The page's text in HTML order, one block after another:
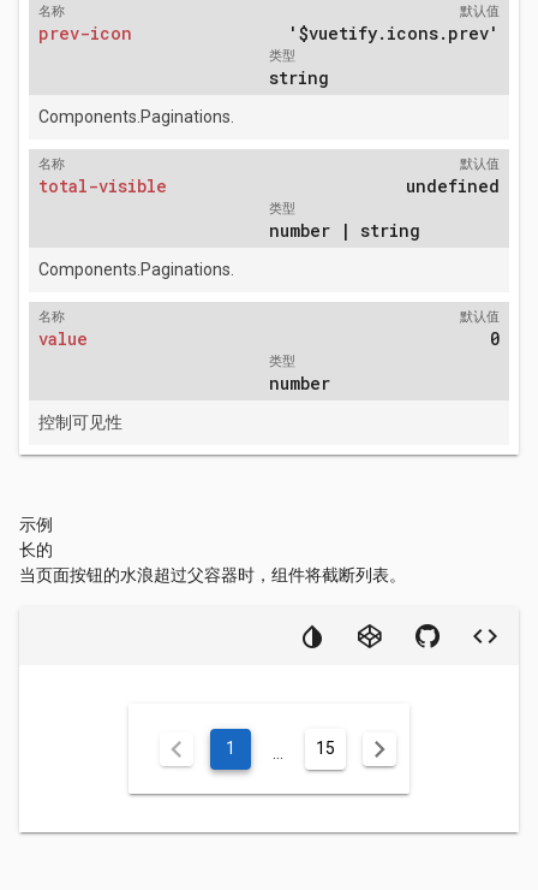
名称
prev-icon
默认值
'$vuetify.icons.prev'
类型
string
Components.Paginations.
名称
total-visible
默认值
undefined
类型
number | string
Components.Paginations.
名称
value
默认值
0
类型
number
控制可见性
示例
长的
当页面按钮的水浪超过父容器时，组件将截断列表。
chevron_left 1 15 chevron_right